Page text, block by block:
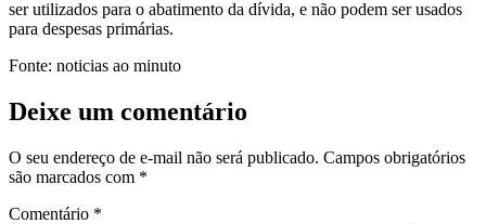
ser utilizados para o abatimento da dívida, e não podem ser usados
para despesas primárias.
Fonte: noticias ao minuto
Deixe um comentário
O seu endereço de e-mail não será publicado. Campos obrigatórios
são marcados com *
Comentário *